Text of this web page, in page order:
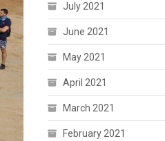
July 2021
June 2021
May 2021
April 2021
March 2021
February 2021